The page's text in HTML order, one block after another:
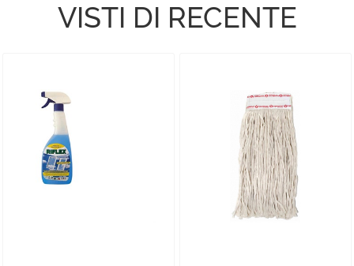
VISTI DI RECENTE